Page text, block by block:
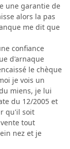
une garantie de
alors la pas
me dit que
confiance
d'arnaque
le chèque
je vois un
miens, je lui
du 12/2005 et
qu'il soit
tout
nez et je